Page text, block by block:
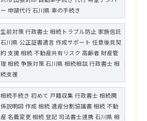
ー 申請代行 石川県 車の手続き
生前対策 行政書士 相続トラブル防止 家族信託
石川県 公正証書遺言 作成サポート 任意後見契
約 支援 相続 不動産共有リスク 高齢者 財産管
理 相続 争族対策 石川県 相続相談 行政書士 相
続支援
相続手続き 初めて 戸籍収集 行政書士 相続関
係説明図 作成 相続 遺産分割協議書 相続 不動
産 名義変更 相続 登記 司法書士連携 石川県 相